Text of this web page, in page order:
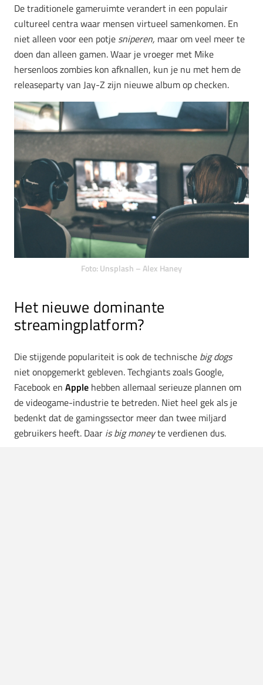
De traditionele gameruimte verandert in een populair
cultureel centra waar mensen virtueel samenkomen. En
niet alleen voor een potje sniperen, maar om veel meer te
doen dan alleen gamen. Waar je vroeger met Mike
hersenloos zombies kon afknallen, kun je nu met hem de
releaseparty van Jay-Z zijn nieuwe album op checken.
Foto: Unsplash – Alex Haney
Het nieuwe dominante
streamingplatform?
Die stijgende populariteit is ook de technische big dogs
niet onopgemerkt gebleven. Techgiants zoals Google,
Facebook en Apple hebben allemaal serieuze plannen om
de videogame-industrie te betreden. Niet heel gek als je
bedenkt dat de gamingssector meer dan twee miljard
gebruikers heeft. Daar is big moneyte verdienen dus.